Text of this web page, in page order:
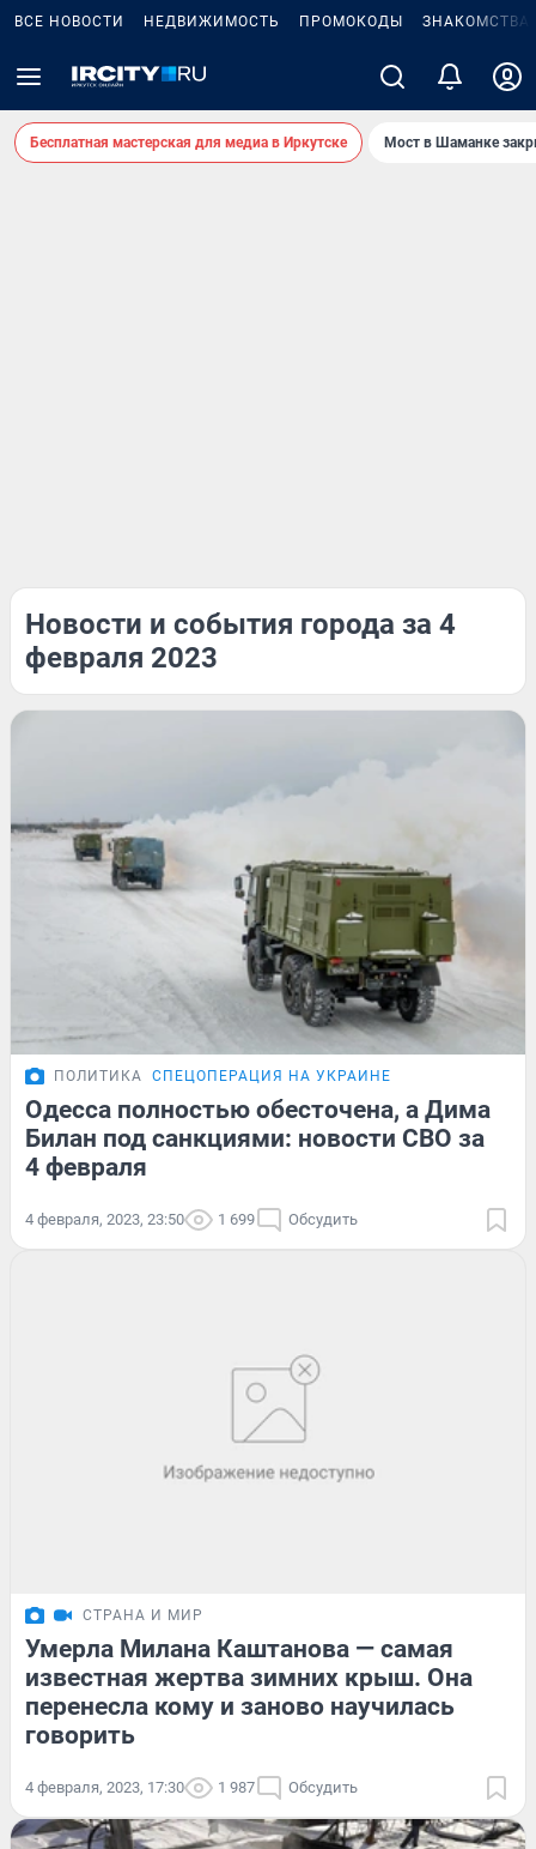
ВСЕ НОВОСТИ НЕДВИЖИМОСТЬ ПРОМОКОДЫ ЗНАКОМСТВА
Бесплатная мастерская для медиа в Иркутске Мост в Шаманке
Новости и события города за 4
февраля 2023
ПОЛИТИКА СПЕЦОПЕРАЦИЯ НА УКРАИНЕ
Одесса полностью обесточена, а Дима
Билан под санкциями: новости СВО за
4 февраля
4 февраля, 2023, 23:50 1 699 Обсудить
СТРАНА И МИР
Умерла Милана Каштанова — самая
известная жертва зимних крыш. Она
перенесла кому и заново научилась
говорить
4 февраля, 2023, 17:30 1 987 Обсудить